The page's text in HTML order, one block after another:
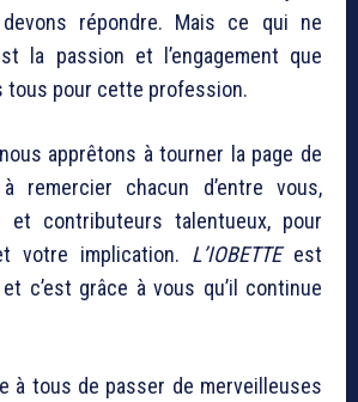
répondre. Mais ce qui ne
la passion et l’engagement que
tous pour cette profession.
apprêtons à tourner la page de
remercier chacun d’entre vous,
et contributeurs talentueux, pour
votre implication. L’IOBETTEest
c’est grâce à vous qu’il continue
à tous de passer de merveilleuses